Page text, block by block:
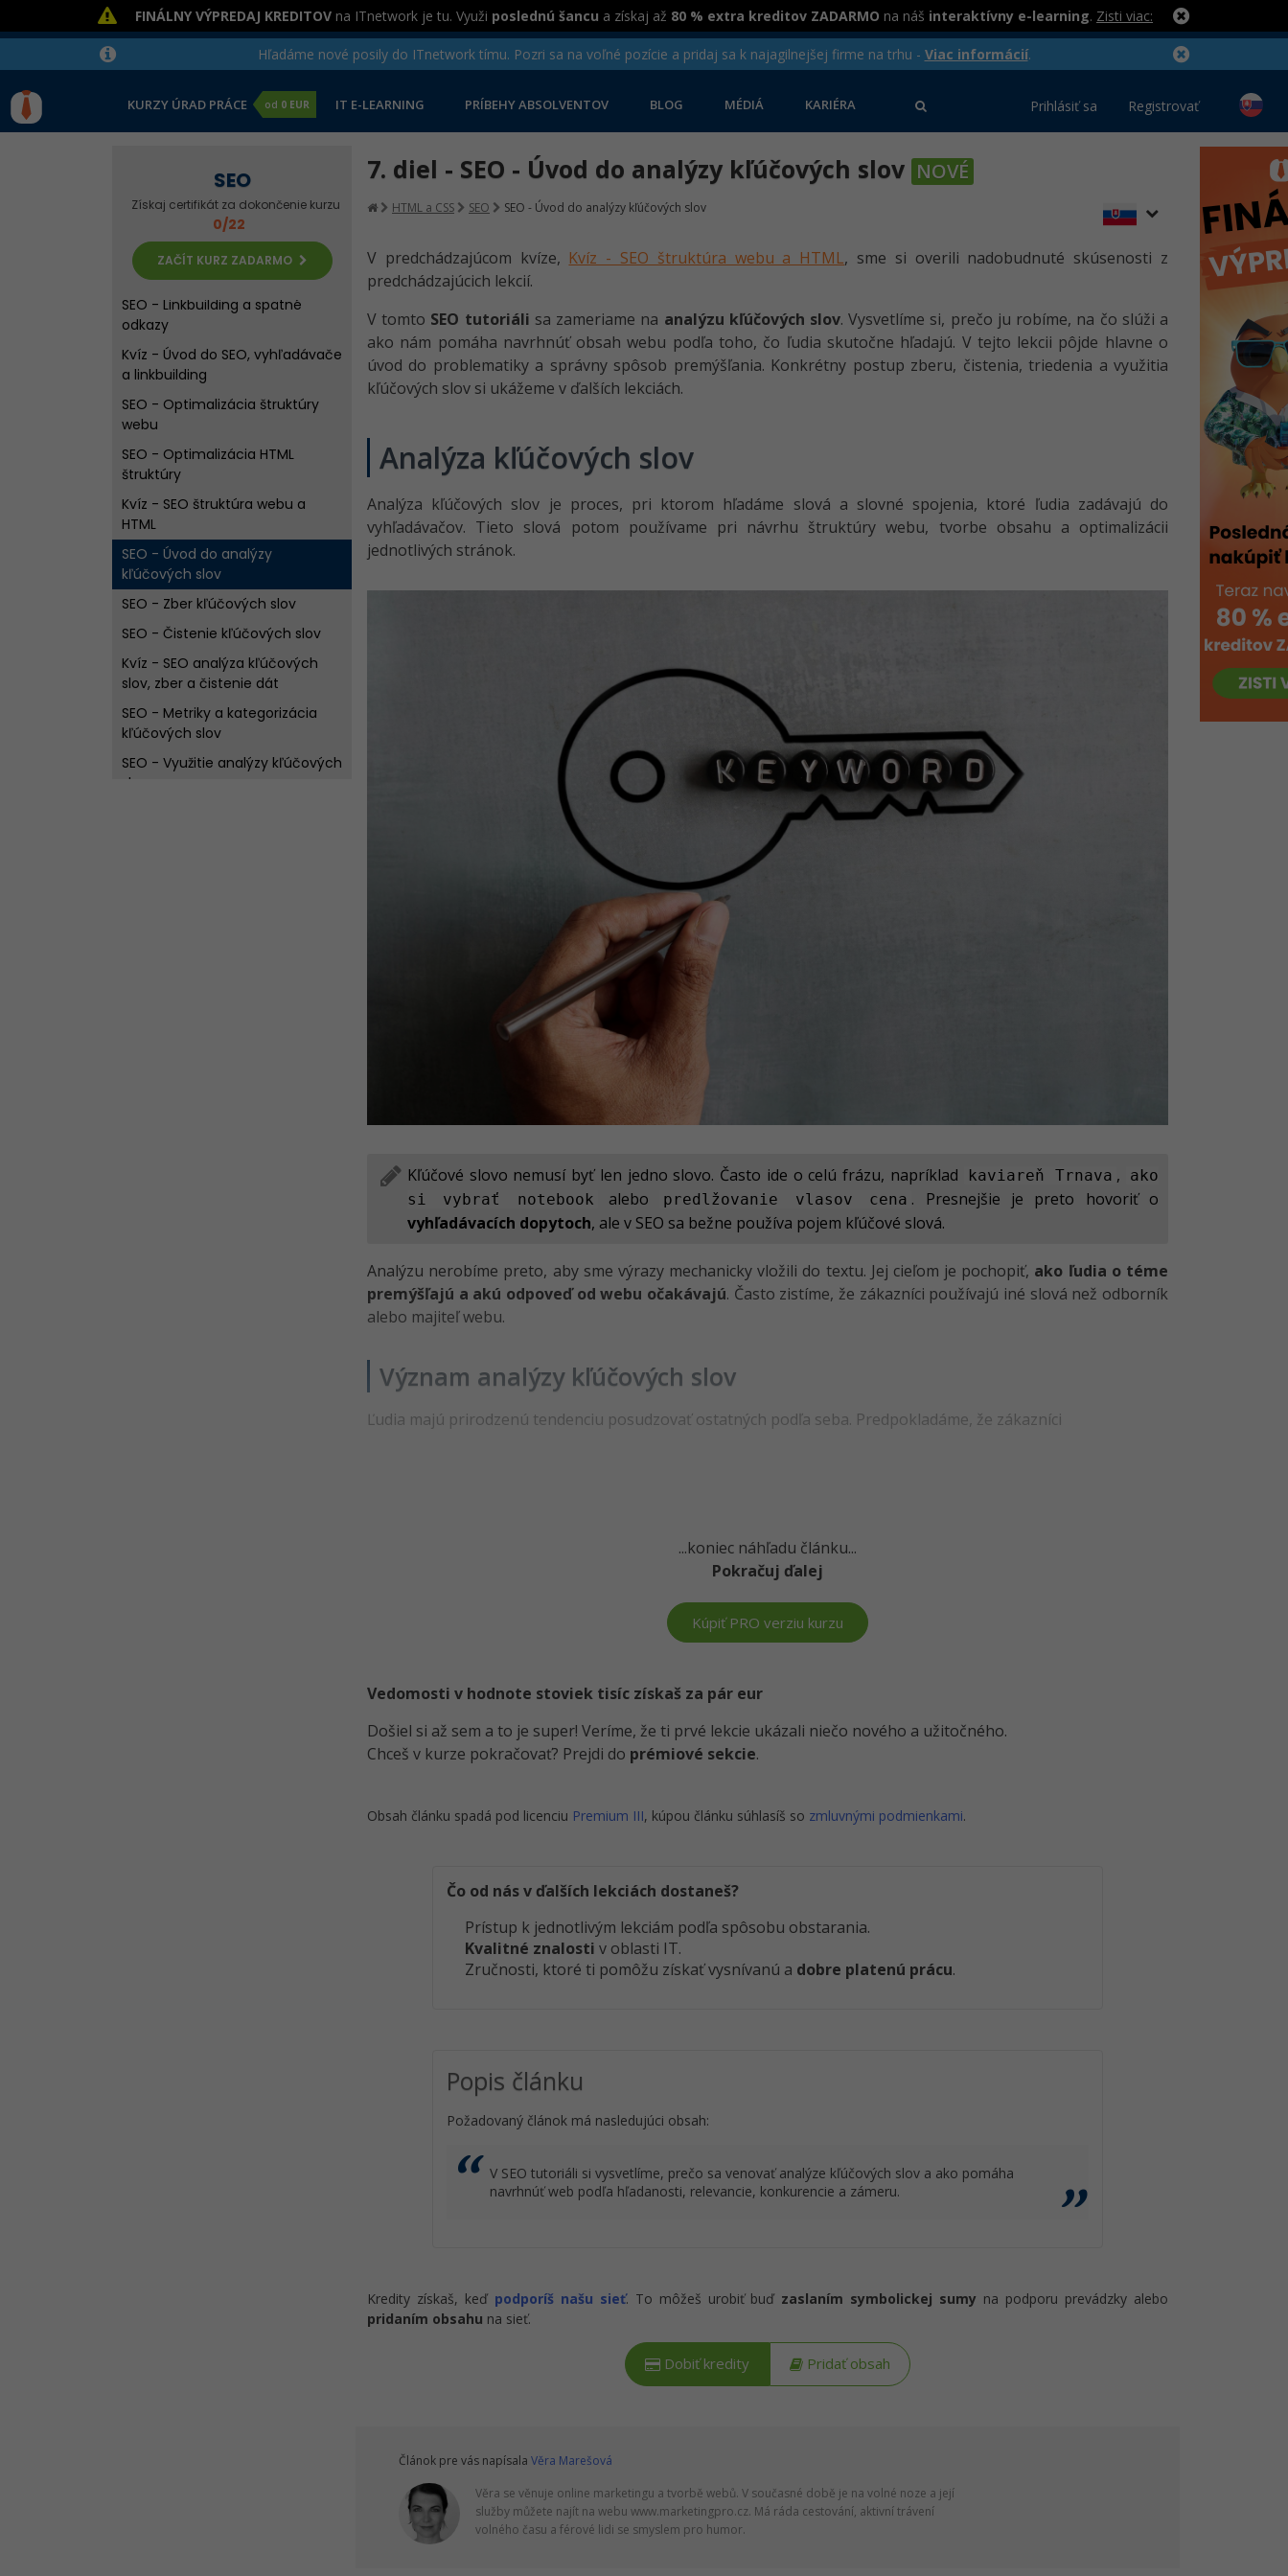
FINÁLNY VÝPREDAJ KREDITOV na ITnetwork je tu. Využi poslednú šancu a získaj až 80 % extra kreditov ZADARMO na náš interaktívny e-learning. Zisti viac:
Hľadáme nové posily do ITnetwork tímu. Pozri sa na voľné pozície a pridaj sa k najagilnejšej firme na trhu - Viac informácií.
KURZY ÚRAD PRÁCE od 0 EUR IT E-LEARNING PRÍBEHY ABSOLVENTOV BLOG MÉDIÁ KARIÉRA Prihlásiť sa Registrovať
SEO
Získaj certifikát za dokončenie kurzu
0/22
ZAČÍT KURZ ZADARMO
webov pre vyhľadávače
SEO - Internetové vyhľadávače
SEO - Algoritmy Google a kvalita
výsledkov
SEO - Linkbuilding a spätné
odkazy
Kvíz - Úvod do SEO, vyhľadávače
a linkbuilding
SEO - Optimalizácia štruktúry
webu
SEO - Optimalizácia HTML
štruktúry
Kvíz - SEO štruktúra webu a
HTML
SEO - Úvod do analýzy
kľúčových slov
SEO - Zber kľúčových slov
SEO - Čistenie kľúčových slov
Kvíz - SEO analýza kľúčových
slov, zber a čistenie dát
SEO - Metriky a kategorizácia
kľúčových slov
SEO - Využitie analýzy kľúčových
slov
7. diel - SEO - Úvod do analýzy kľúčových slov NOVÉ
HTML a CSS SEO SEO - Úvod do analýzy kľúčových slov
V predchádzajúcom kvíze, Kvíz - SEO štruktúra webu a HTML, sme si overili nadobudnuté skúsenosti z
predchádzajúcich lekcií.
V tomto SEO tutoriáli sa zameriame na analýzu kľúčových slov. Vysvetlíme si, prečo ju robíme, na čo slúži a
ako nám pomáha navrhnúť obsah webu podľa toho, čo ľudia skutočne hľadajú. V tejto lekcii pôjde hlavne o
úvod do problematiky a správny spôsob premýšľania. Konkrétny postup zberu, čistenia, triedenia a využitia
kľúčových slov si ukážeme v ďalších lekciách.
Analýza kľúčových slov
Analýza kľúčových slov je proces, pri ktorom hľadáme slová a slovné spojenia, ktoré ľudia zadávajú do
vyhľadávačov. Tieto slová potom používame pri návrhu štruktúry webu, tvorbe obsahu a optimalizácii
jednotlivých stránok.
Kľúčové slovo nemusí byť len jedno slovo. Často ide o celú frázu, napríklad kaviareň Trnava ,
ako
si vybrať notebook
alebo predlžovanie vlasov cena . Presnejšie je preto hovoriť o
vyhľadávacích dopytoch, ale v SEO sa bežne používa pojem kľúčové slová.
Analýzu nerobíme preto, aby sme výrazy mechanicky vložili do textu. Jej cieľom je pochopiť, ako ľudia o téme
premýšľajú a akú odpoveď od webu očakávajú. Často zistíme, že zákazníci používajú iné slová než odborník
alebo majiteľ webu.
Význam analýzy kľúčových slov
Ľudia majú prirodzenú tendenciu posudzovať ostatných podľa seba. Predpokladáme, že zákazníci
...koniec náhľadu článku...
Pokračuj ďalej
Kúpiť PRO verziu kurzu
Vedomosti v hodnote stoviek tisíc získaš za pár eur
Došiel si až sem a to je super! Veríme, že ti prvé lekcie ukázali niečo nového a užitočného.
Chceš v kurze pokračovať? Prejdi do prémiové sekcie.
Obsah článku spadá pod licenciu Premium III, kúpou článku súhlasíš so zmluvnými podmienkami.
Čo od nás v ďalších lekciách dostaneš?
Prístup k jednotlivým lekciám podľa spôsobu obstarania.
Kvalitné znalosti v oblasti IT.
Zručnosti, ktoré ti pomôžu získať vysnívanú a dobre platenú prácu.
Popis článku
Požadovaný článok má nasledujúci obsah:
V SEO tutoriáli si vysvetlíme, prečo sa venovať analýze kľúčových slov a ako pomáha
navrhnúť web podľa hľadanosti, relevancie, konkurencie a zámeru.
Kredity získaš, keď podporíš našu sieť. To môžeš urobiť buď zaslaním symbolickej sumy na podporu prevádzky alebo
pridaním obsahu na sieť.
Dobiť kredity Pridať obsah
Článok pre vás napísala Věra Marešová
Věra se věnuje online marketingu a tvorbě webů. V současné době je na volné noze a její
služby můžete najít na webu www.marketingpro.cz. Má ráda cestování, aktivní trávení
volného času a férové lidi se smyslem pro humor.